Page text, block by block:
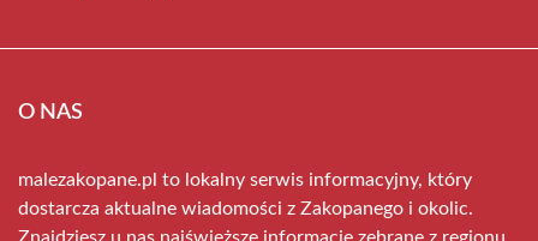
O NAS
malezakopane.pl to lokalny serwis informacyjny, który
dostarcza aktualne wiadomości z Zakopanego i okolic.